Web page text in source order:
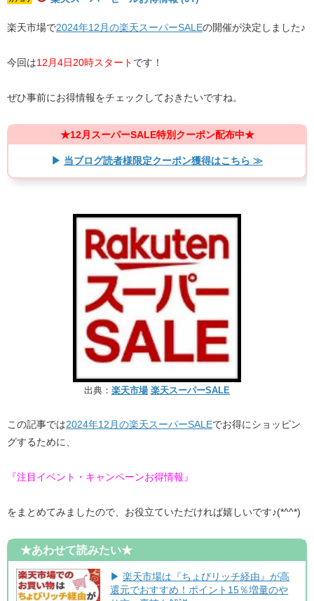
楽天市場で2024年12月の楽天スーパーSALEの開催が決定しました♪
今回は12月4日20時スタート です！
ぜひ事前にお得情報をチェックしておきたいですね。
★12月スーパーSALE特別クーポン配布中★
▶ 当ブログ読者様限定クーポン獲得はこちら ≫
出典： 楽天市場 楽天スーパーSALE
この記事では2024年12月の楽天スーパーSALEでお得にショッピン
グするために、
『注目イベント・キャンペーンお得情報』
をまとめてみましたので、お役立ていただければ嬉しいです♪(*^^*)
★あわせて読みたい★
▶楽天市場は『ちょびリッチ経由』が高
還元でおすすめ！ポイント15％増量のや